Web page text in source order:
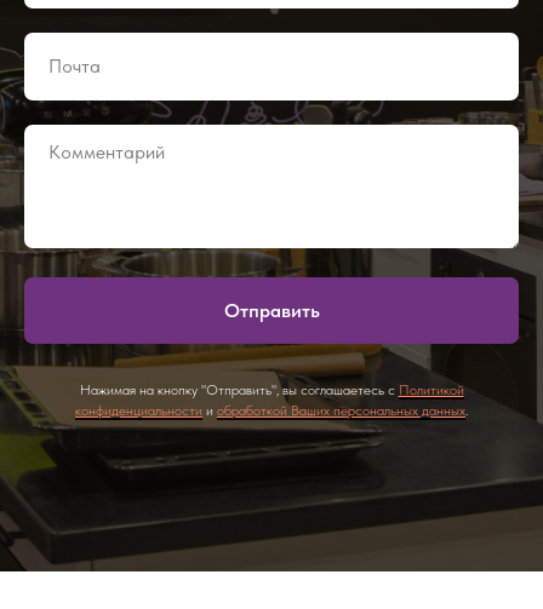
Отправить
Нажимая на кнопку "Отправить", вы соглашаетесь с Политикой
конфиденциальности и обработкой Ваших персональных данных.